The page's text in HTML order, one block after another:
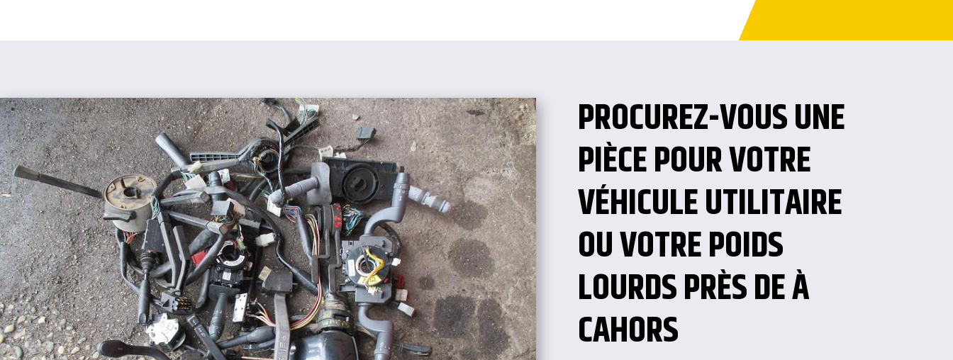
PROCUREZ-VOUS UNE
PIÈCE POUR VOTRE
VÉHICULE UTILITAIRE
OU VOTRE POIDS
LOURDS PRÈS DE À
CAHORS